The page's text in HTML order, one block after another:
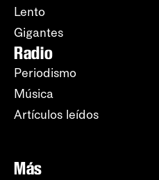
Lento
Gigantes
Radio
Periodismo
Música
Artículos leídos
Más